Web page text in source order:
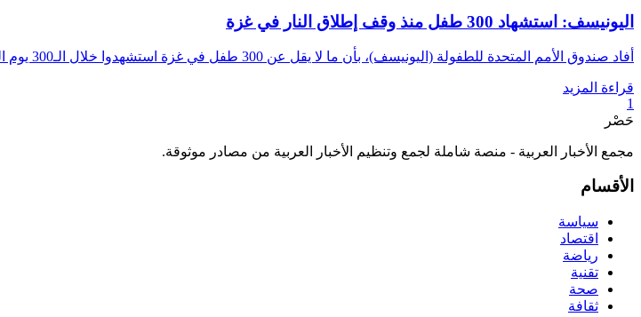
اليونيسف: استشهاد 300 طفل منذ وقف إطلاق النار في غزة
أفاد صندوق الأمم المتحدة للطفولة (اليونيسف)، بأن ما لا يقل عن 300 طفل في غزة استشهدوا خلال الـ300 يوم الماضية،...
قراءة المزيد
1
حَصْر
مجمع الأخبار العربية - منصة شاملة لجمع وتنظيم الأخبار العربية من مصادر موثوقة.
الأقسام
سياسة
اقتصاد
رياضة
تقنية
صحة
ثقافة